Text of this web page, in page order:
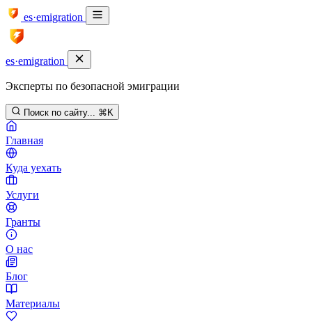
es·emigration
es·emigration
Эксперты по безопасной эмиграции
Поиск по сайту... ⌘K
Главная
Куда уехать
Услуги
Гранты
О нас
Блог
Материалы